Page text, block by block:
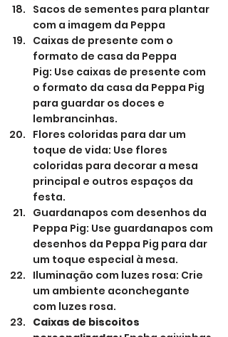
Sacos de sementes para plantar
com a imagem da Peppa
Caixas de presente com o
formato de casa da Peppa
Pig: Use caixas de presente com
o formato da casa da Peppa Pig
para guardar os doces e
lembrancinhas.
Flores coloridas para dar um
toque de vida: Use flores
coloridas para decorar a mesa
principal e outros espaços da
festa.
Guardanapos com desenhos da
Peppa Pig: Use guardanapos com
desenhos da Peppa Pig para dar
um toque especial à mesa.
Iluminação com luzes rosa: Crie
um ambiente aconchegante
com luzes rosa.
Caixas de biscoitos